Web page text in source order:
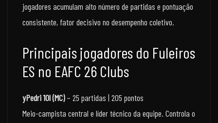
jogadores acumulam alto número de partidas e pontuação
consistente, fator decisivo no desempenho coletivo.
Principais jogadores do Fuleiros
ES no EAFC 26 Clubs
yPedri 10l (MC)– 25 partidas | 205 pontos
Meio-campista central e líder técnico da equipe. Controla o